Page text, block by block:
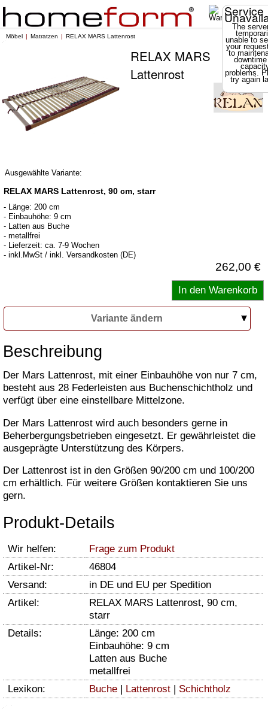
Service
The
unable to
your
to
problems.
try again
Möbel Matratzen RELAX MARS Lattenrost
RELAX MARS
Lattenrost
Ausgewählte Variante:
RELAX MARS Lattenrost, 90 cm, starr
- Länge: 200 cm
- Einbauhöhe: 9 cm
- Latten aus Buche
- metallfrei
- Lieferzeit: ca. 7-9 Wochen
- inkl.MwSt / inkl. Versandkosten (DE)
262,00 €
Variante ändern
Beschreibung
Der Mars Lattenrost, mit einer Einbauhöhe von nur 7 cm,
besteht aus 28 Federleisten aus Buchenschichtholz und
verfügt über eine einstellbare Mittelzone.
Der Mars Lattenrost wird auch besonders gerne in
Beherbergungsbetrieben eingesetzt. Er gewährleistet die
ausgeprägte Unterstützung des Körpers.
Der Lattenrost ist in den Größen 90/200 cm und 100/200
cm erhältlich. Für weitere Größen kontaktieren Sie uns
gern.
Produkt-Details
Wir helfen:
Frage zum Produkt
Artikel-Nr:
46804
Versand:
in DE und EU per Spedition
Artikel:
RELAX MARS Lattenrost, 90 cm,
starr
Details:
Länge: 200 cm
Einbauhöhe: 9 cm
Latten aus Buche
metallfrei
Lexikon:
Buche | Lattenrost | Schichtholz